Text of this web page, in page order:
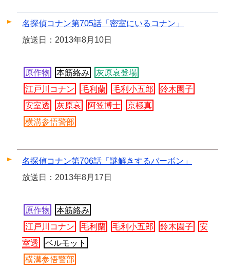
名探偵コナン第705話「密室にいるコナン」
放送日：2013年8月10日
原作物 本筋絡み
灰原哀登場
江戸川コナン
毛利蘭 毛利小五郎
鈴木園子
安室透
灰原哀 阿笠博士
京極真
横溝参悟警部
名探偵コナン第706話「謎解きするバーボン」
放送日：2013年8月17日
原作物
本筋絡み
江戸川コナン
毛利蘭 毛利小五郎 鈴木園子
安
室透
ベルモット
横溝参悟警部